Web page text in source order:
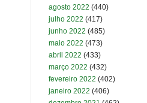
agosto 2022 (440)
julho 2022 (417)
junho 2022 (485)
maio 2022 (473)
abril 2022 (433)
março 2022 (432)
fevereiro 2022 (402)
janeiro 2022 (406)